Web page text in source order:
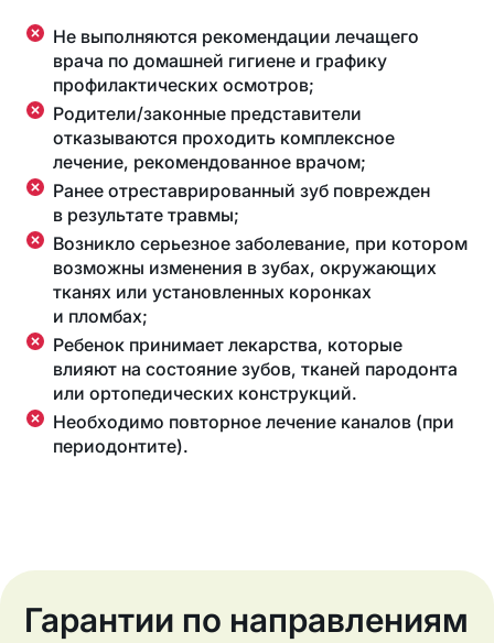
Не выполняются рекомендации лечащего
врача по домашней гигиене и графику
профилактических осмотров;
Родители/законные представители
отказываются проходить комплексное
лечение, рекомендованное врачом;
Ранее отреставрированный зуб поврежден
в результате травмы;
Возникло серьезное заболевание, при котором
возможны изменения в зубах, окружающих
тканях или установленных коронках
и пломбах;
Ребенок принимает лекарства, которые
влияют на состояние зубов, тканей пародонта
или ортопедических конструкций.
Необходимо повторное лечение каналов (при
периодонтите).
Гарантии по направлениям